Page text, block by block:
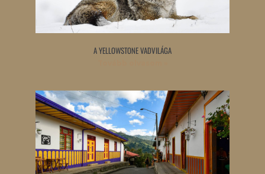
A YELLOWSTONE VADVILÁGA